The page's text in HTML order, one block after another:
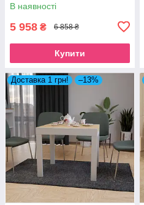
В наявності
5 958 ₴ 6 858 ₴
Купити
Доставка 1 грн! –13%